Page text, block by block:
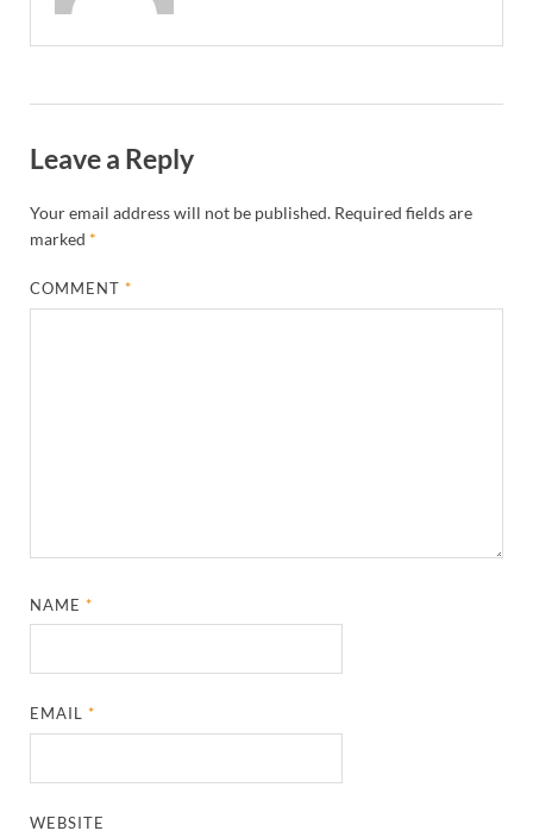
Leave a Reply
Your email address will not be published. Required fields are
marked *
COMMENT*
NAME*
EMAIL*
WEBSITE